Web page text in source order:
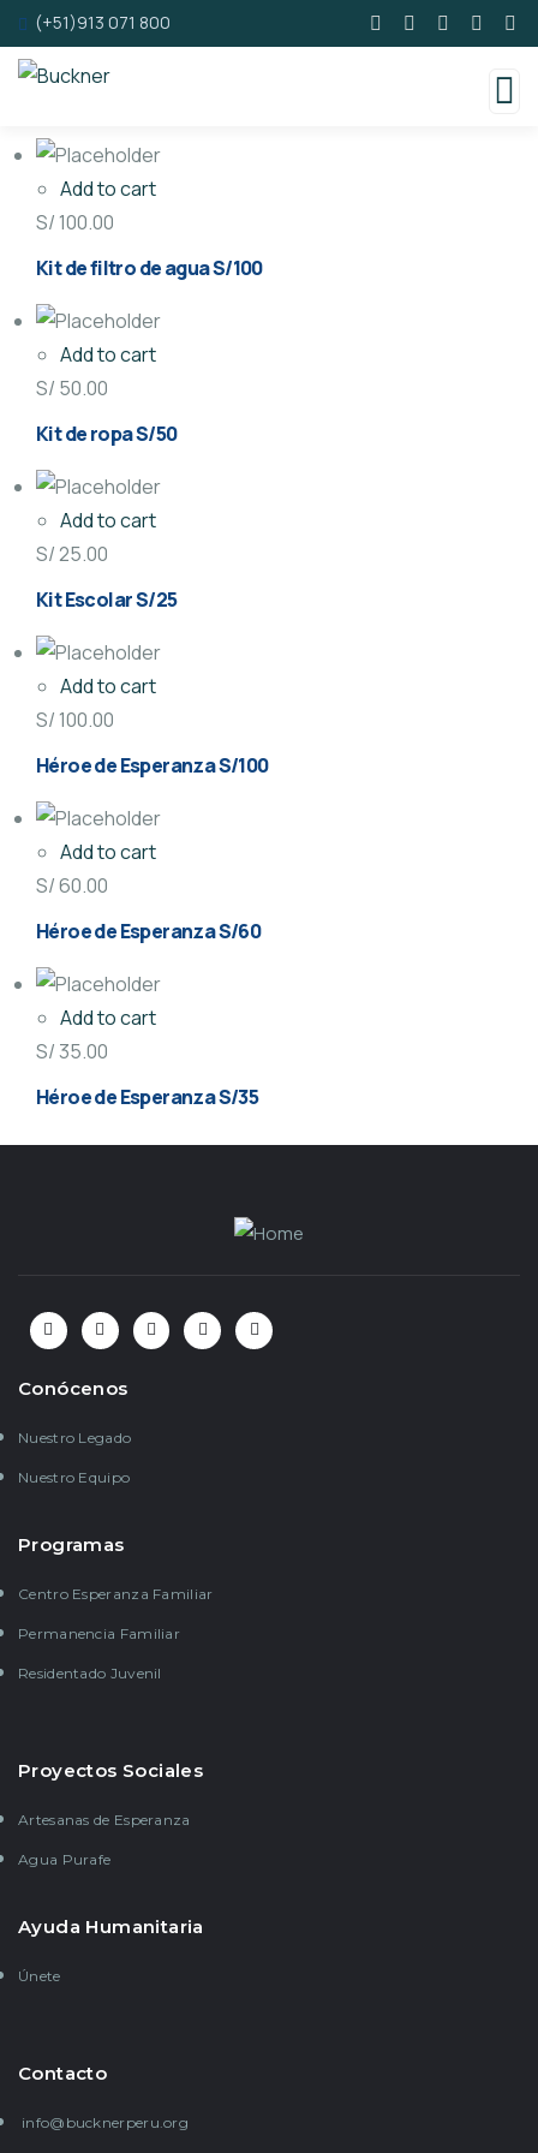
(+51)913 071 800
Add to cart
S/ 100.00
Kit de filtro de agua S/100
Add to cart
S/ 50.00
Kit de ropa S/50
Add to cart
S/25.00
Kit Escolar S/25
Add to cart
S/ 100.00
Héroe de Esperanza S/100
Add to cart
S/60.00
Héroe de Esperanza S/60
Add to cart
S/35.00
Héroe de Esperanza S/35
Conócenos
Nuestro Legado
Nuestro Equipo
Programas
Centro Esperanza Familiar
Permanencia Familiar
Residentado Juvenil
Proyectos Sociales
Artesanas de Esperanza
Agua Purafe
Ayuda Humanitaria
Únete
Contacto
info@bucknerperu.org